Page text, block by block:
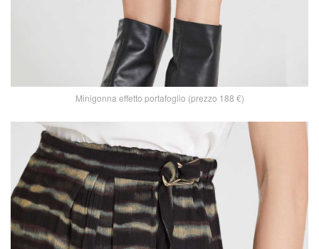
Minigonna effetto portafoglio (prezzo 188 €)